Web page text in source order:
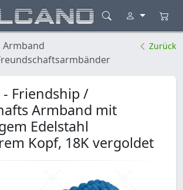
Armband
Zurück
- Friendship /
Armband mit
Edelstahl
Kopf, 18K vergoldet